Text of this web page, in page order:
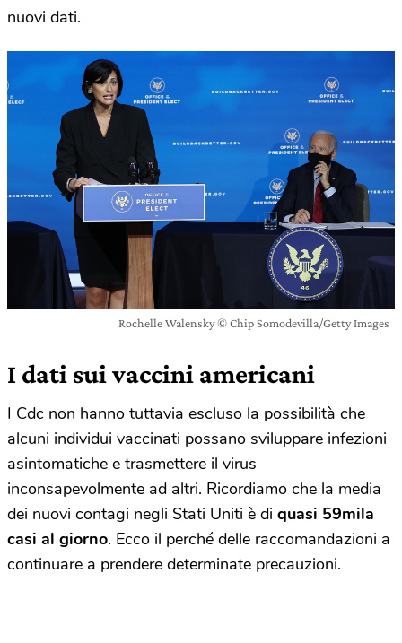
nuovi dati.
Rochelle Walensky © Chip Somodevilla/Getty Images
I dati sui vaccini americani
I Cdc non hanno tuttavia escluso la possibilità che
alcuni individui vaccinati possano sviluppare infezioni
asintomatiche e trasmettere il virus
inconsapevolmente ad altri. Ricordiamo che la media
dei nuovi contagi negli Stati Uniti è di quasi 59mila
casi al giorno. Ecco il perché delle raccomandazioni a
continuare a prendere determinate precauzioni.